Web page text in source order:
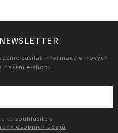
zasílat informace o nových
našem e-shopu.
osobních údajů